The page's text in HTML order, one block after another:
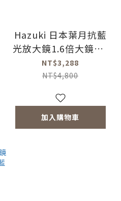
Hazuki 日本葉月抗藍
光放大鏡1.6倍大鏡片-
茶色鏡片 (紅-濾藍光
率55%)
NT$3,288
NT$4,800
加入購物車